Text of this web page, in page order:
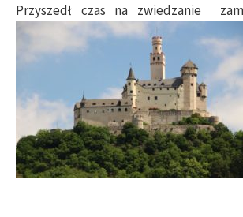
Przyszedł czas na zwiedzanie